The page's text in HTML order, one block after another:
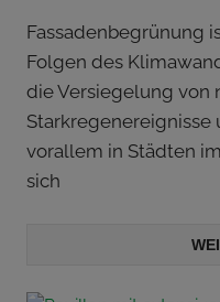
Fassadenbegrünung
Folgen des
die Versiegelung von
Starkregenereignisse
vorallem in Städten
sich